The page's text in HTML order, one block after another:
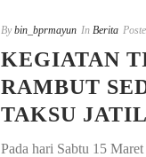
By bin_bprmayun In Berita
KEGIATAN
RAMBUT
TAKSU
Pada hari Sabtu 15